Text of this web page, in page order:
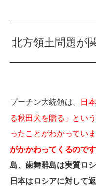
北方領土問題が
プーチン大統領は、
日
る秋田犬を贈る」とい
ったことがわかっていま
がかかわってくるのです
島、歯舞群島は実質ロ
日本はロシアに対して